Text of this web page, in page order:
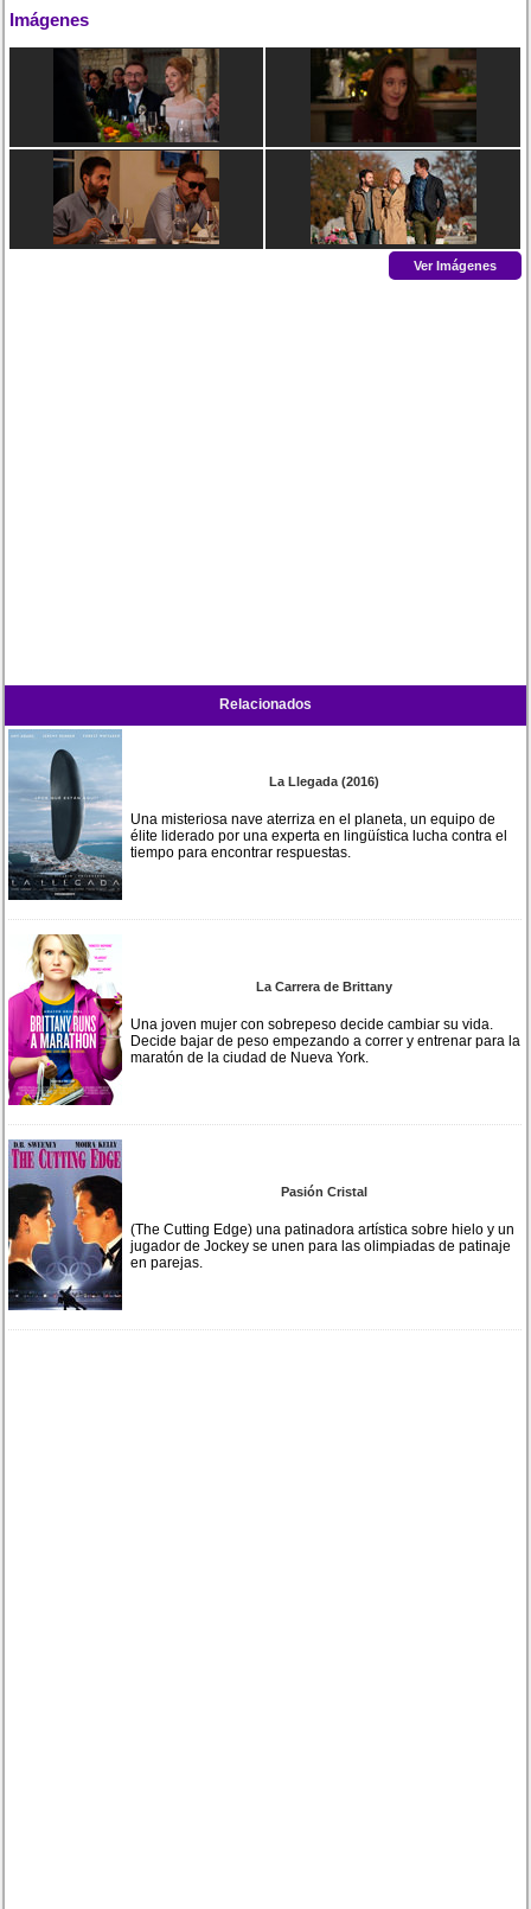
Imágenes
Ver Imágenes
Relacionados
La Llegada (2016)
Una misteriosa nave aterriza en el planeta, un equipo de
élite liderado por una experta en lingüística lucha contra el
tiempo para encontrar respuestas.
La Carrera de Brittany
Una joven mujer con sobrepeso decide cambiar su vida.
Decide bajar de peso empezando a correr y entrenar para la
maratón de la ciudad de Nueva York.
Pasión Cristal
(The Cutting Edge) una patinadora artística sobre hielo y un
jugador de Jockey se unen para las olimpiadas de patinaje
en parejas.